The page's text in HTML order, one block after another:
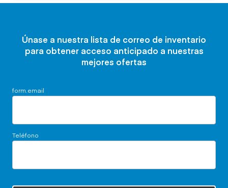
Únase a nuestra lista de correo de inventario
para obtener acceso anticipado a nuestras
mejores ofertas
form.email
Teléfono